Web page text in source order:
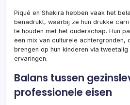
Piqué en Shakira hebben vaak het
benadrukt, waarbij ze hun drukke
te houden met het ouderschap. Hun
een mix van culturele achtergronden,
brengen op hun kinderen via
ervaringen.
Balans tussen
professionele eisen